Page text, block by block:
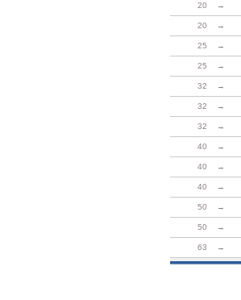
20 →
20 →
25 →
25 →
32 →
32 →
32 →
40 →
40 →
40 →
50 →
50 →
63 →